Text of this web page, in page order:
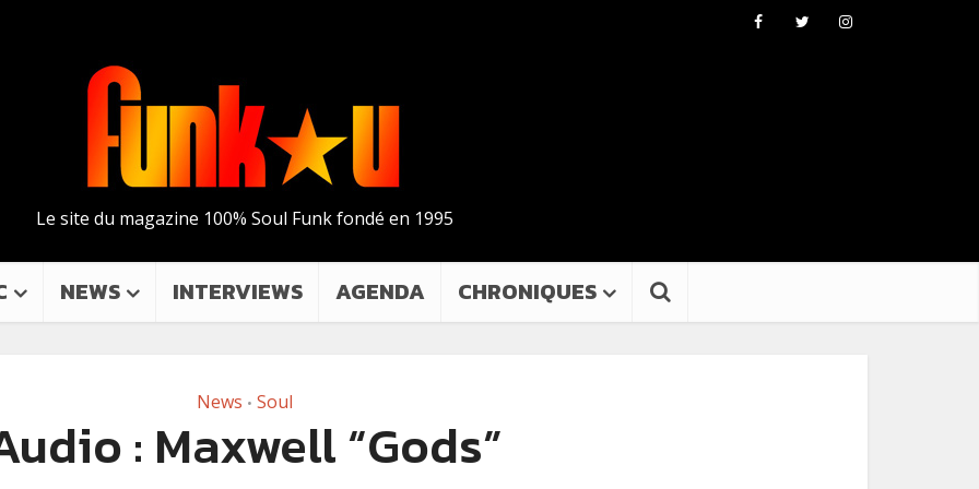
Le site du magazine 100% Soul Funk fondé en 1995
NEWS INTERVIEWS AGENDA CHRONIQUES
News • Soul
: Maxwell “Gods”